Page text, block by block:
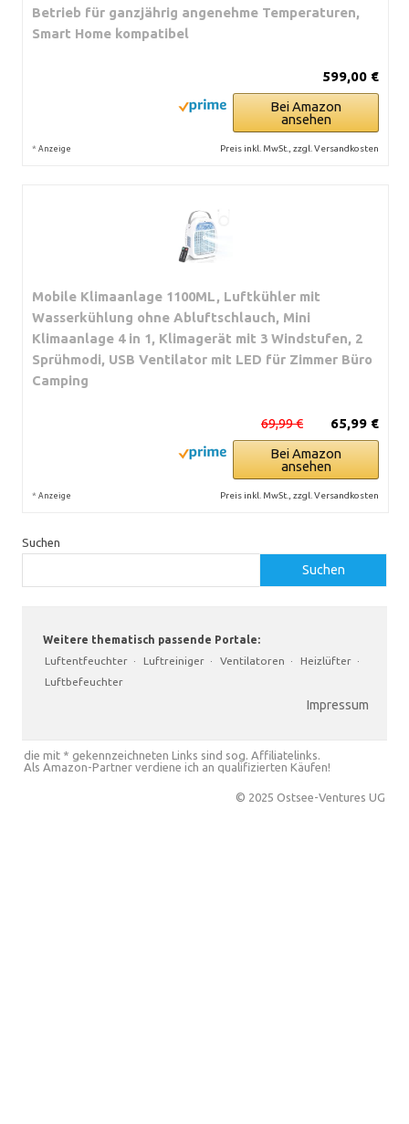
Betrieb für ganzjährig angenehme Temperaturen,
Smart Home kompatibel
599,00 €
Bei Amazon
ansehen
* Anzeige Preis inkl. MwSt., zzgl. Versandkosten
Mobile Klimaanlage 1100ML, Luftkühler mit
Wasserkühlung ohne Abluftschlauch, Mini
Klimaanlage 4 in 1, Klimagerät mit 3 Windstufen, 2
Sprühmodi, USB Ventilator mit LED für Zimmer Büro
Camping
65,99 €
69,99 €
Bei Amazon
ansehen
* Anzeige Preis inkl. MwSt., zzgl. Versandkosten
Suchen
Suchen
Weitere thematisch passende Portale:
Luftentfeuchter · Luftreiniger · Ventilatoren · Heizlüfter ·
Luftbefeuchter
Impressum
die mit * gekennzeichneten Links sind sog. Affiliatelinks.
Als Amazon-Partner verdiene ich an qualifizierten Käufen!
© 2025 Ostsee-Ventures UG